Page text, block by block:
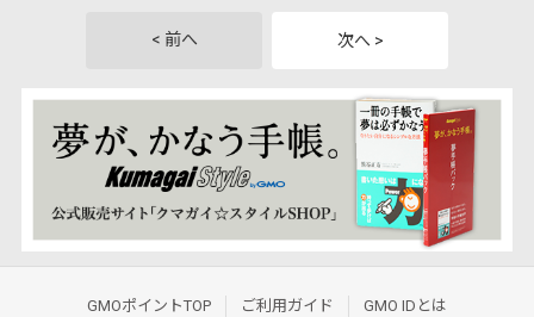
< 前へ 次へ >
GMOポイントTOP ご利用ガイド
GMO IDとは